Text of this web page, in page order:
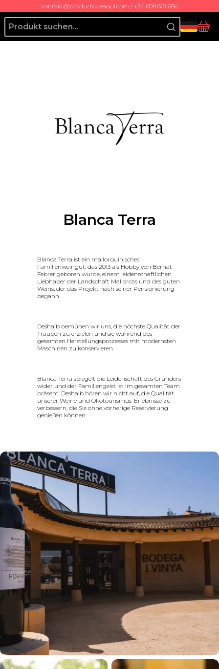
kontakt@productodeaqui.com / +34 609 801 686
Producto de Aquí
Blanca Terra
Blanca Terra ist ein mallorquinisches
Familienweingut, das 2013 als Hobby von Bernat
Febrer geboren wurde, einem leidenschaftlichen
Liebhaber der Landschaft Mallorcas und des guten
Weins, der das Projekt nach seiner Pensionierung
begann.
Deshalb bemühen wir uns, die höchste Qualität der
Trauben zu erzielen und sie während des
gesamten Herstellungsprozesses mit modernsten
Maschinen zu konservieren.
Blanca Terra spiegelt die Leidenschaft des Gründers
wider und der Familiengeist ist im gesamten Team
präsent. Deshalb hören wir nicht auf, die Qualität
unserer Weine und Ökotourismus-Erlebnisse zu
verbessern, die Sie ohne vorherige Reservierung
genießen können.